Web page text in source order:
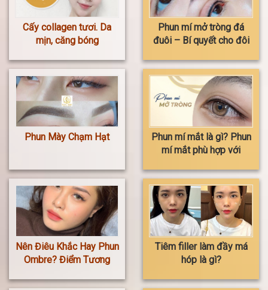
Cấy collagen tươi. Da
mịn, căng bóng
Phun mí mở tròng đá
đuôi – Bí quyết cho đôi
tự nhiên
Phun Mày Chạm Hạt
Phun mí mắt là gì? Phun
mí mắt phù hợp với
ham rẻ không?
Nên Điêu Khắc Hay Phun
Ombre? Điểm Tương
Tiêm filler làm đầy má
hóp là gì?